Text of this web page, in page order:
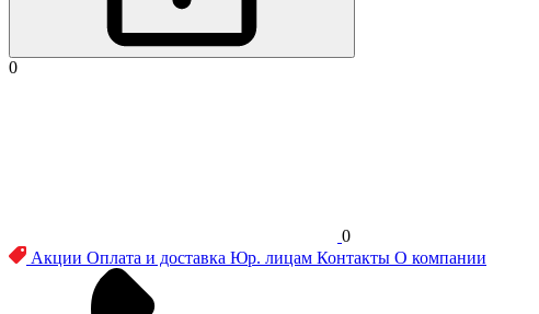
0
0
Акции Оплата и доставка Юр. лицам Контакты О компании